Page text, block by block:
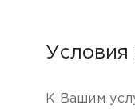
К Вашим